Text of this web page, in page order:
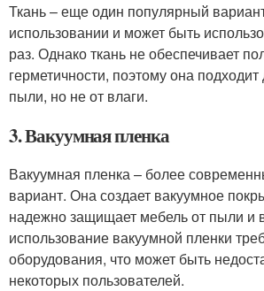
Ткань – еще один популярный
использовании и может быть
раз. Однако ткань не обеспечивает
герметичности, поэтому она
пыли, но не от влаги.
3. Вакуумная пленка
Вакуумная пленка – более
вариант. Она создает вакуумное
надежно защищает мебель от пыли и
использование вакуумной пленки
оборудования, что может быть
некоторых пользователей.